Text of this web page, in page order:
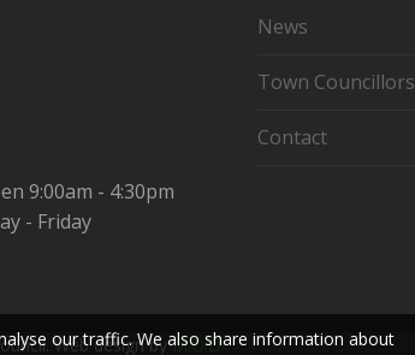
9:00am - 4:30pm
- Friday
News
Town Councillors
Contact
Web design byM.O.D
our traffic. We also share information about